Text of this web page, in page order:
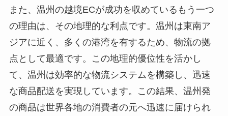
また、温州の越境ECが成功を収めているもう一つ
の理由は、その地理的な利点です。温州は東南ア
ジアに近く、多くの港湾を有するため、物流の拠
点として最適です。この地理的優位性を活かし
て、温州は効率的な物流システムを構築し、迅速
な商品配送を実現しています。この結果、温州発
の商品は世界各地の消費者の元へ迅速に届けられ